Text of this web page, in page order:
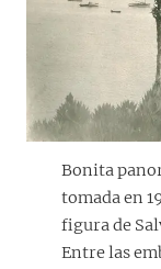
Bonita
tomada en
figura de
Entre las